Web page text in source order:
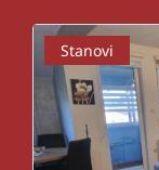
Stanovi